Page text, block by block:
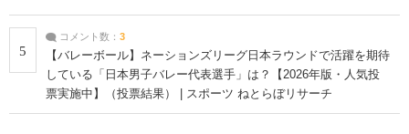
5
コメント数： 3
【バレーボール】ネーションズリーグ日本ラウンドで活躍を期待
している「日本男子バレー代表選手」は？【2026年版・人気投
票実施中】（投票結果） | スポーツ ねとらぼリサーチ